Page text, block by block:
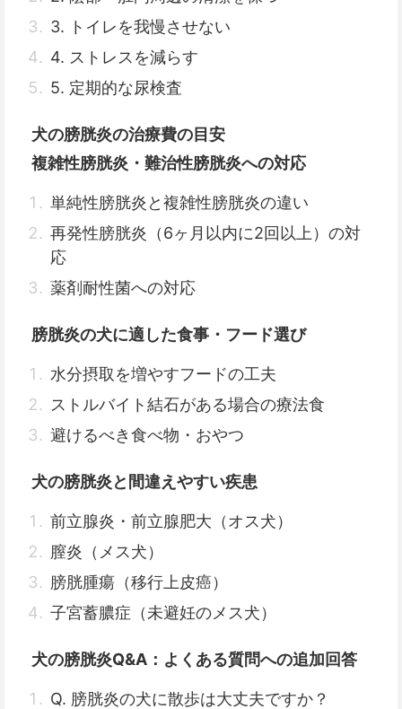
3. トイレを我慢させない
4. ストレスを減らす
5. 定期的な尿検査
犬の膀胱炎の治療費の目安
複雑性膀胱炎・難治性膀胱炎への対応
単純性膀胱炎と複雑性膀胱炎の違い
再発性膀胱炎（6ヶ月以内に2回以上）の対
応
薬剤耐性菌への対応
膀胱炎の犬に適した食事・フード選び
水分摂取を増やすフードの工夫
ストルバイト結石がある場合の療法食
避けるべき食べ物・おやつ
犬の膀胱炎と間違えやすい疾患
前立腺炎・前立腺肥大（オス犬）
膣炎（メス犬）
膀胱腫瘍（移行上皮癌）
子宮蓄膿症（未避妊のメス犬）
犬の膀胱炎Q&A：よくある質問への追加回答
Q. 膀胱炎の犬に散歩は大丈夫ですか？